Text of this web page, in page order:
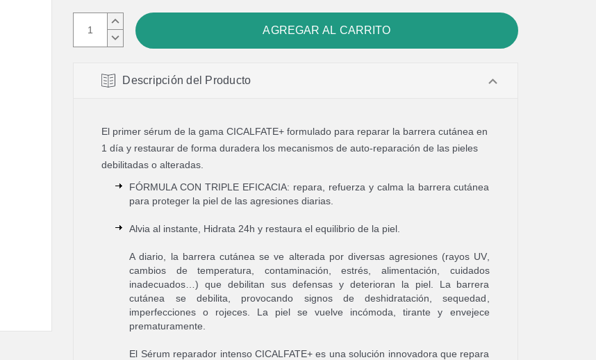
AUMENTAR
CANTIDAD:
DISMINUIR
CANTIDAD:
Descripción del Producto
El primer sérum de la gama CICALFATE+ formulado para reparar la barrera cutánea en
1 día y restaurar de forma duradera los mecanismos de auto-reparación de las pieles
debilitadas o alteradas.
FÓRMULA CON TRIPLE EFICACIA: repara, refuerza y calma la barrera cutánea
para proteger la piel de las agresiones diarias.
Alvia al instante, Hidrata 24h y restaura el equilibrio de la piel.
A diario, la barrera cutánea se ve alterada por diversas agresiones (rayos UV,
cambios de temperatura, contaminación, estrés, alimentación, cuidados
inadecuados…) que debilitan sus defensas y deterioran la piel. La barrera
cutánea se debilita, provocando signos de deshidratación, sequedad,
imperfecciones o rojeces. La piel se vuelve incómoda, tirante y envejece
prematuramente.
El Sérum reparador intenso CICALFATE+ es una solución innovadora que repara